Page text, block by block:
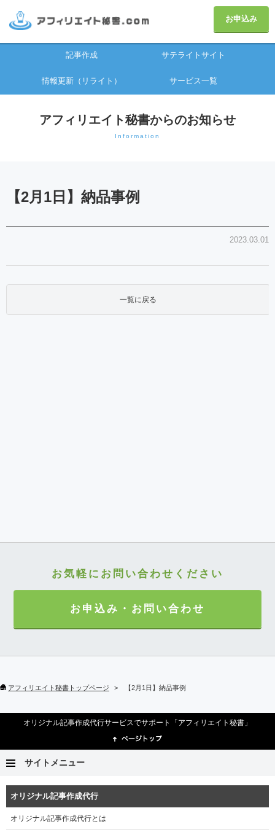
お申込み
記事作成 サテライトサイト
情報更新（リライト） サービス一覧
アフィリエイト秘書からのお知らせ
Information
【2月1日】納品事例
2023.03.01
一覧に戻る
お気軽にお問い合わせください
お申込み・お問い合わせ
アフィリエイト秘書トップページ 【2月1日】納品事例
オリジナル記事作成代行サービスでサポート「アフィリエイト秘書」
サイトメニュー
オリジナル記事作成代行
オリジナル記事作成代行とは